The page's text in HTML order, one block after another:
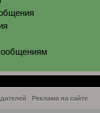
Реклама на сайте